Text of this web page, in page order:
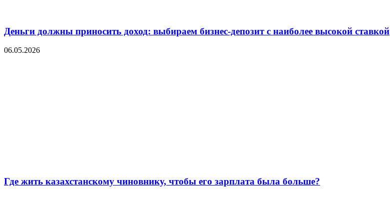
Деньги должны приносить доход: выбираем бизнес-депозит с наиболее высокой ставкой
06.05.2026
Где жить казахстанскому чиновнику, чтобы его зарплата была больше?